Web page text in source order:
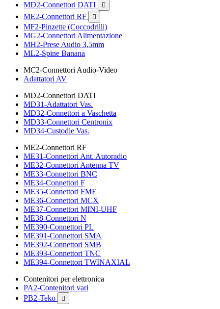
MD2-Connettori DATI 
ME2-Connettori RF 
MF2-Pinzette (Coccodrilli)
MG2-Connettori Alimentazione
MH2-Prese Audio 3,5mm
ML2-Spine Banana
MC2-Connettori Audio-Video
Adattatori AV
MD2-Connettori DATI
MD31-Adattatori Vas.
MD32-Connettori a Vaschetta
MD33-Connettori Centronix
MD34-Custodie Vas.
ME2-Connettori RF
ME31-Connettori Ant. Autoradio
ME32-Connettori Antenna TV
ME33-Connettori BNC
ME34-Connettori F
ME35-Connettori FME
ME36-Connettori MCX
ME37-Connettori MINI-UHF
ME38-Connettori N
ME390-Connettori PL
ME391-Connettori SMA
ME392-Connettori SMB
ME393-Connettori TNC
ME394-Connettori TWINAXIAL
Contenitori per elettronica
PA2-Contenitori vari
PB2-Teko
